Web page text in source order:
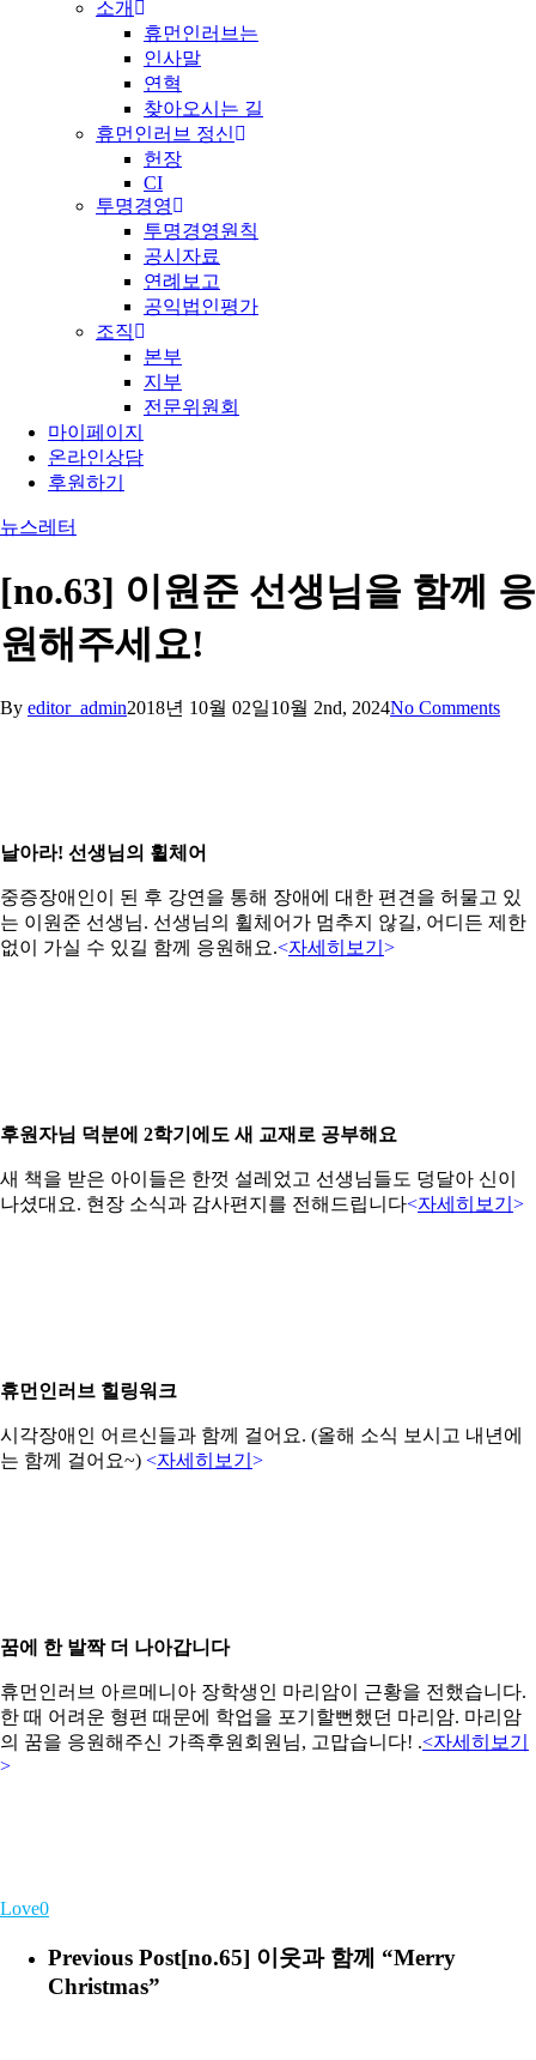
소개
휴먼인러브는
인사말
연혁
찾아오시는 길
휴먼인러브 정신
헌장
CI
투명경영
투명경영원칙
공시자료
연례보고
공익법인평가
조직
본부
지부
전문위원회
마이페이지
온라인상담
후원하기
뉴스레터
[no.63] 이원준 선생님을 함께 응
원해주세요!
By editor_admin2018년 10월 02일10월 2nd, 2024No Comments
날아라! 선생님의 휠체어
중증장애인이 된 후 강연을 통해 장애에 대한 편견을 허물고 있
는 이원준 선생님. 선생님의 휠체어가 멈추지 않길, 어디든 제한
없이 가실 수 있길 함께 응원해요.<자세히보기 >
후원자님 덕분에 2학기에도 새 교재로 공부해요
새 책을 받은 아이들은 한껏 설레었고 선생님들도 덩달아 신이
나셨대요. 현장 소식과 감사편지를 전해드립니다<자세히보기 >
휴먼인러브 힐링워크
시각장애인 어르신들과 함께 걸어요. (올해 소식 보시고 내년에
는 함께 걸어요~) <자세히보기 >
꿈에 한 발짝 더 나아갑니다
휴먼인러브 아르메니아 장학생인 마리암이 근황을 전했습니다.
한 때 어려운 형편 때문에 학업을 포기할뻔했던 마리암. 마리암
의 꿈을 응원해주신 가족후원회원님, 고맙습니다! .<자세히보기
>
Love0
Previous Post[no.65] 이웃과 함께 “Merry
Christmas”